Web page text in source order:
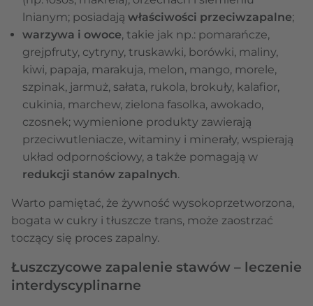
lnianym; posiadają właściwości przeciwzapalne;
warzywa i owoce, takie jak np.: pomarańcze,
grejpfruty, cytryny, truskawki, borówki, maliny,
kiwi, papaja, marakuja, melon, mango, morele,
szpinak, jarmuż, sałata, rukola, brokuły, kalafior,
cukinia, marchew, zielona fasolka, awokado,
czosnek; wymienione produkty zawierają
przeciwutleniacze, witaminy i minerały, wspierają
układ odpornościowy, a także pomagają w
redukcji stanów zapalnych.
Warto pamiętać, że żywność wysokoprzetworzona,
bogata w cukry i tłuszcze trans, może zaostrzać
toczący się proces zapalny.
Łuszczycowe zapalenie stawów – leczenie
interdyscyplinarne